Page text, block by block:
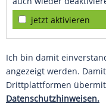
jetzt aktivieren
Ich bin damit
angezeigt werden.
Drittplattformen
Datenschutzhinweisen.